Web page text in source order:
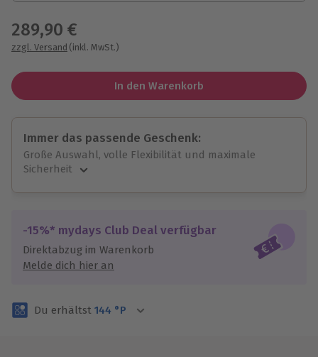
289,90 €
zzgl. Versand (inkl. MwSt.)
In den Warenkorb
Immer das passende Geschenk:
Große Auswahl, volle Flexibilität und maximale
Sicherheit
Jeder Gutschein für alle Erlebnisse einlösbar.
Maximale Sicherheit
3 Jahre gültig & verlängerbar.
-15%* mydays Club Deal verfügbar
Direktabzug im Warenkorb
Melde dich hier an
Du erhältst 144 °P